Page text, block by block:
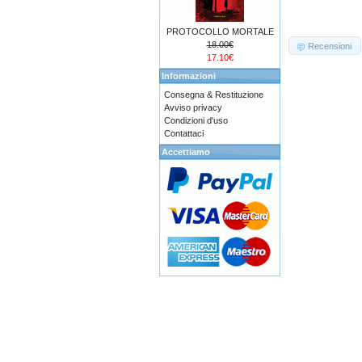
Recensioni
PROTOCOLLO MORTALE
18.00€
17.10€
Informazioni
Consegna & Restituzione
Avviso privacy
Condizioni d'uso
Contattaci
Accettiamo